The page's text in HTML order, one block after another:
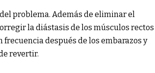
problema. Además de eliminar el
la diástasis de los músculos rectos
después de los embarazos y
revertir.